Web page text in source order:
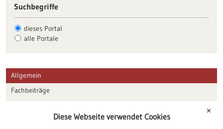
Suchbegriffe
dieses Portal
alle Portale
Allgemein
Fachbeiträge
Veranstaltungen
✕
Diese Webseite verwendet Cookies